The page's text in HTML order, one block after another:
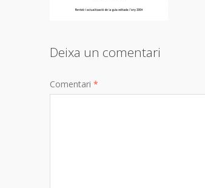
Deixa un comentari
Comentari *